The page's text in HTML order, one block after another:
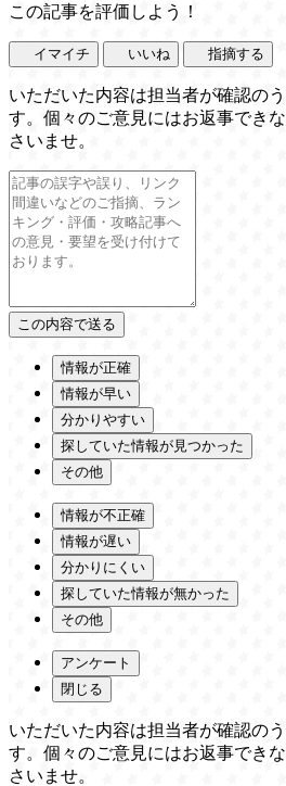
この記事を評価しよう！
イマイチ いいね 指摘する
いただいた内容は担当者が確認の
す。個々のご意見にはお返事でき
さいませ。
情報が正確
情報が早い
分かりやすい
探していた情報が見つかった
その他
情報が不正確
情報が遅い
分かりにくい
探していた情報が無かった
その他
アンケート
閉じる
いただいた内容は担当者が確認の
す。個々のご意見にはお返事でき
さいませ。